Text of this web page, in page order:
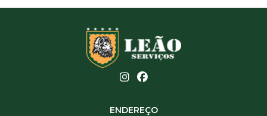
ENDEREÇO